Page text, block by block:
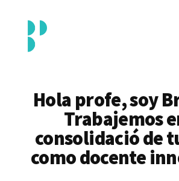
contenido
principal
menu
Piedrahita
docente
pedagógico
Hola profe, soy
Trabajemos
consolidació de
como docente